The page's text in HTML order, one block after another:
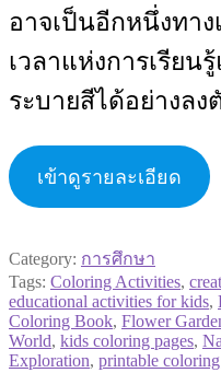
อาจเป็นอีกหนึ่งทา
เวลาแห่งการเรีย
ระบายสีได้อย่างลง
เข้าดูรายละเอียด
Category: การศึกษา
Tags: Coloring Activities,
educational activities for kids,
Coloring Book, Flower
World, kids coloring pages,
Exploration, printable coloring